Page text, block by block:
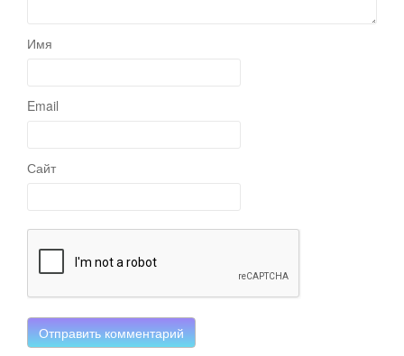
Имя
Email
Сайт